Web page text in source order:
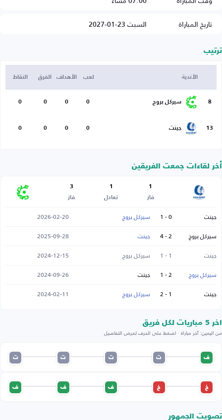
تاريخ المباراة
السبت 23-01-2027
ترتيب
الأندية لعب الأهداف الفرق النقاط
8 سيركل بروج 0
0
0
0
13 جينت 0
0
0
0
أخر لقاءات جمعت الفريقين
1
فاز
1
تعادل
3
فاز
جينت 0 - 1 سيركل بروج
2026-02-20
سيركل بروج
2 - 4 جينت
2025-09-28
جينت
1 - 1 سيركل بروج
2024-12-15
سيركل بروج
2 - 1 جينت
2024-09-26
جينت
1 - 2 سيركل بروج 2024-02-11
اخر 5 مباريات لكل فريق
من اليمين: آخر مباراة · اضغط على الحرف لعرض التفاصيل
ف ت ت ت ت
خ خ ف ف ف
تصويت الجمهور